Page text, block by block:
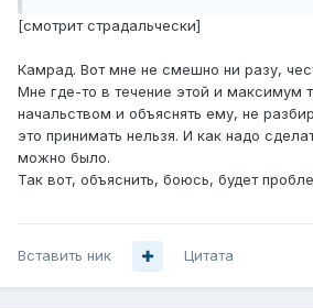
[смотрит страдальчески]
Камрад. Вот мне не смешно ни разу,
Мне где-то в течение этой и максимум
начальством и объяснять ему, не
это принимать нельзя. И как надо
можно было.
Так вот, объяснить, боюсь, будет
Вставить ник Цитата